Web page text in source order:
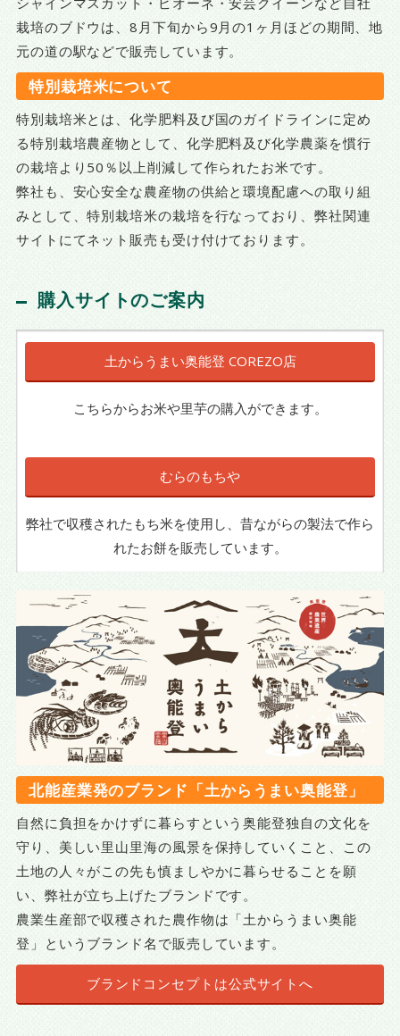
栽培のブドウは、8月下旬から9月の1ヶ月ほどの期間、地
元の道の駅などで販売しています。
特別栽培米について
特別栽培米とは、化学肥料及び国のガイドラインに定め
る特別栽培農産物として、化学肥料及び化学農薬を慣行
の栽培より50％以上削減して作られたお米です。
弊社も、安心安全な農産物の供給と環境配慮への取り組
みとして、特別栽培米の栽培を行なっており、弊社関連
サイトにてネット販売も受け付けております。
購入サイトのご案内
土からうまい奥能登 COREZO店
こちらからお米や里芋の購入ができます。
むらのもちや
弊社で収穫されたもち米を使用し、昔ながらの製法で作ら
れたお餅を販売しています。
北能産業発のブランド「土からうまい奥能登」
自然に負担をかけずに暮らすという奥能登独自の文化を
守り、美しい里山里海の風景を保持していくこと、この
土地の人々がこの先も慎ましやかに暮らせることを願
い、弊社が立ち上げたブランドです。
農業生産部で収穫された農作物は「土からうまい奥能
登」というブランド名で販売しています。
ブランドコンセプトは公式サイトへ